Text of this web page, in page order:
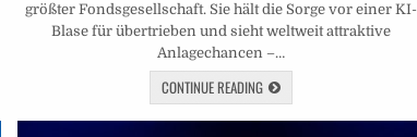
größter Fondsgesellschaft. Sie hält die Sorge vor einer KI-
Blase für übertrieben und sieht weltweit attraktive
Anlagechancen –…
CONTINUE READING